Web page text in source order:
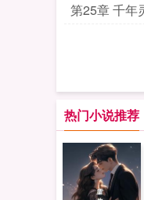
第25章 千年
热门小说推荐